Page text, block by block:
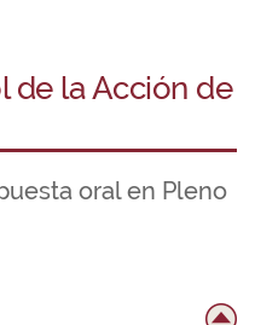
de la Acción de
oral en Pleno